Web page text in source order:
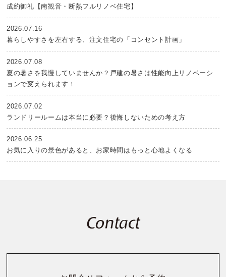
成約御礼【南観音・断熱フルリノベ住宅】
2026.07.16
暮らしやすさを左右する、注文住宅の「コンセント計画」
2026.07.08
夏の暑さを我慢していませんか？戸建の暑さは性能向上リノベーシ
ョンで変えられます！
2026.07.02
ランドリールームは本当に必要？後悔しないための考え方
2026.06.25
お気に入りの景色があると、お家時間はもっと心地よくなる
Contact